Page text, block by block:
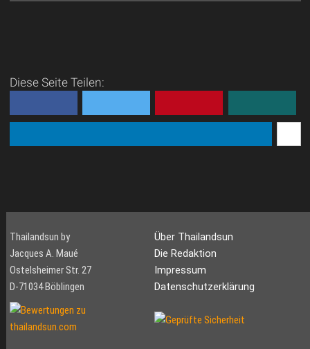
Diese Seite Teilen:
Thailandsun by
Jacques A. Maué
Ostelsheimer Str. 27
D-71034 Böblingen
Über Thailandsun
Die Redaktion
Impressum
Datenschutzerklärung